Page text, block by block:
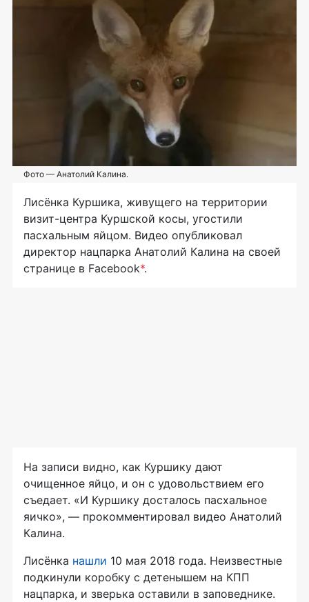
Фото — Анатолий Калина.
Лисёнка Куршика, живущего на территории
визит-центра Куршской косы, угостили
пасхальным яйцом. Видео опубликовал
директор нацпарка Анатолий Калина на своей
странице в Facebook*.
На записи видно, как Куршику дают
очищенное яйцо, и он с удовольствием его
съедает. «И Куршику досталось пасхальное
яичко», — прокомментировал видео Анатолий
Калина.
Лисёнка нашли 10 мая 2018 года. Неизвестные
подкинули коробку с детенышем на КПП
нацпарка, и зверька оставили в заповеднике.